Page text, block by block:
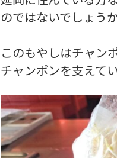
のではないでしょうか
このもやしはチャン
チャンポンを支えて